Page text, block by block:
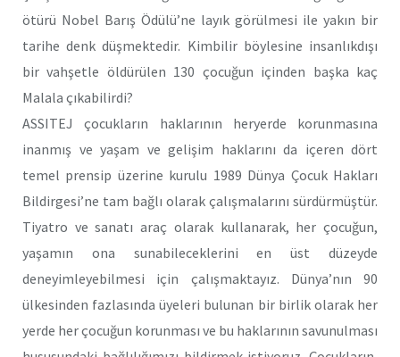
ötürü Nobel Barış Ödülü’ne layık görülmesi ile yakın bir
tarihe denk düşmektedir. Kimbilir böylesine insanlıkdışı
bir vahşetle öldürülen 130 çocuğun içinden başka kaç
Malala çıkabilirdi?
ASSITEJ çocukların haklarının heryerde korunmasına
inanmış ve yaşam ve gelişim haklarını da içeren dört
temel prensip üzerine kurulu 1989 Dünya Çocuk Hakları
Bildirgesi’ne tam bağlı olarak çalışmalarını sürdürmüştür.
Tiyatro ve sanatı araç olarak kullanarak, her çocuğun,
yaşamın ona sunabileceklerini en üst düzeyde
deneyimleyebilmesi için çalışmaktayız. Dünya’nın 90
ülkesinden fazlasında üyeleri bulunan bir birlik olarak her
yerde her çocuğun korunması ve bu haklarının savunulması